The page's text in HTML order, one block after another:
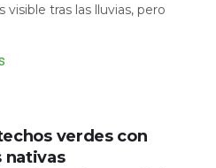
visible tras las lluvias, pero
verdes con
nativas